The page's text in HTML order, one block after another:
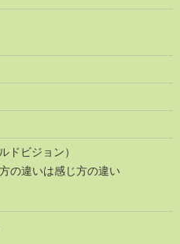
ドビジョン）
の違いは感じ方の違い